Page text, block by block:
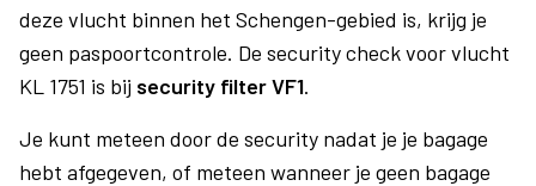
deze vlucht binnen het Schengen-gebied is, krijg je
geen paspoortcontrole. De security check voor vlucht
KL 1751 is bij security filter VF1.
Je kunt meteen door de security nadat je je bagage
hebt afgegeven, of meteen wanneer je geen bagage